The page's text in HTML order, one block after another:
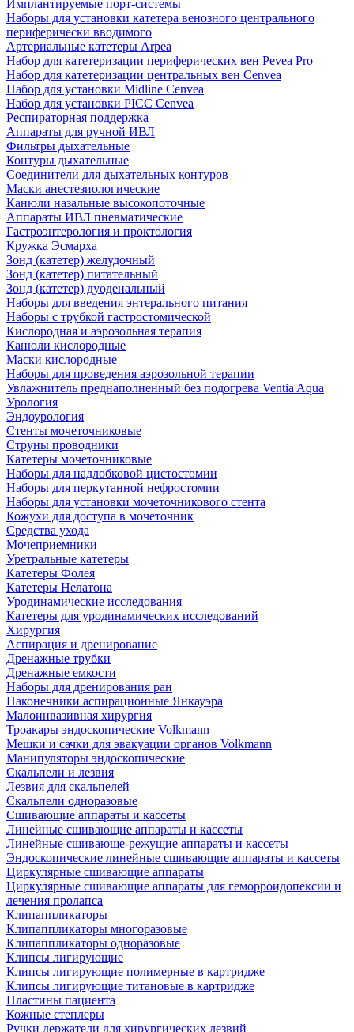
Имплантируемые порт‑системы
Наборы для установки катетера венозного центрального
периферически вводимого
Артериальные катетеры Arpea
Набор для катетеризации периферических вен Pevea Pro
Набор для катетеризации центральных вен Cenvea
Набор для установки Midline Cenvea
Набор для установки PICC Cenvea
Респираторная поддержка
Аппараты для ручной ИВЛ
Фильтры дыхательные
Контуры дыхательные
Соединители для дыхательных контуров
Маски анестезиологические
Канюли назальные высокопоточные
Аппараты ИВЛ пневматические
Гастроэнтерология и проктология
Кружка Эсмарха
Зонд (катетер) желудочный
Зонд (катетер) питательный
Зонд (катетер) дуоденальный
Наборы для введения энтерального питания
Наборы с трубкой гастростомической
Кислородная и аэрозольная терапия
Канюли кислородные
Маски кислородные
Наборы для проведения аэрозольной терапии
Увлажнитель преднаполненный без подогрева Ventia Aqua
Урология
Эндоурология
Стенты мочеточниковые
Струны проводники
Катетеры мочеточниковые
Наборы для надлобковой цистостомии
Наборы для перкутанной нефростомии
Наборы для установки мочеточникового стента
Кожухи для доступа в мочеточник
Средства ухода
Мочеприемники
Уретральные катетеры
Катетеры Фолея
Катетеры Нелатона
Уродинамические исследования
Катетеры для уродинамических исследований
Хирургия
Аспирация и дренирование
Дренажные трубки
Дренажные емкости
Наборы для дренирования ран
Наконечники аспирационные Янкауэра
Малоинвазивная хирургия
Троакары эндоскопические Volkmann
Мешки и сачки для эвакуации органов Volkmann
Манипуляторы эндоскопические
Скальпели и лезвия
Лезвия для скальпелей
Скальпели одноразовые
Сшивающие аппараты и кассеты
Линейные сшивающие аппараты и кассеты
Линейные сшивающе-режущие аппараты и кассеты
Эндоскопические линейные сшивающие аппараты и кассеты
Циркулярные сшивающие аппараты
Циркулярные сшивающие аппараты для геморроидопексии и
лечения пролапса
Клипаппликаторы
Клипаппликаторы многоразовые
Клипаппликаторы одноразовые
Клипсы лигирующие
Клипсы лигирующие полимерные в картридже
Клипсы лигирующие титановые в картридже
Пластины пациента
Кожные степлеры
Ручки держатели для хирургических лезвий